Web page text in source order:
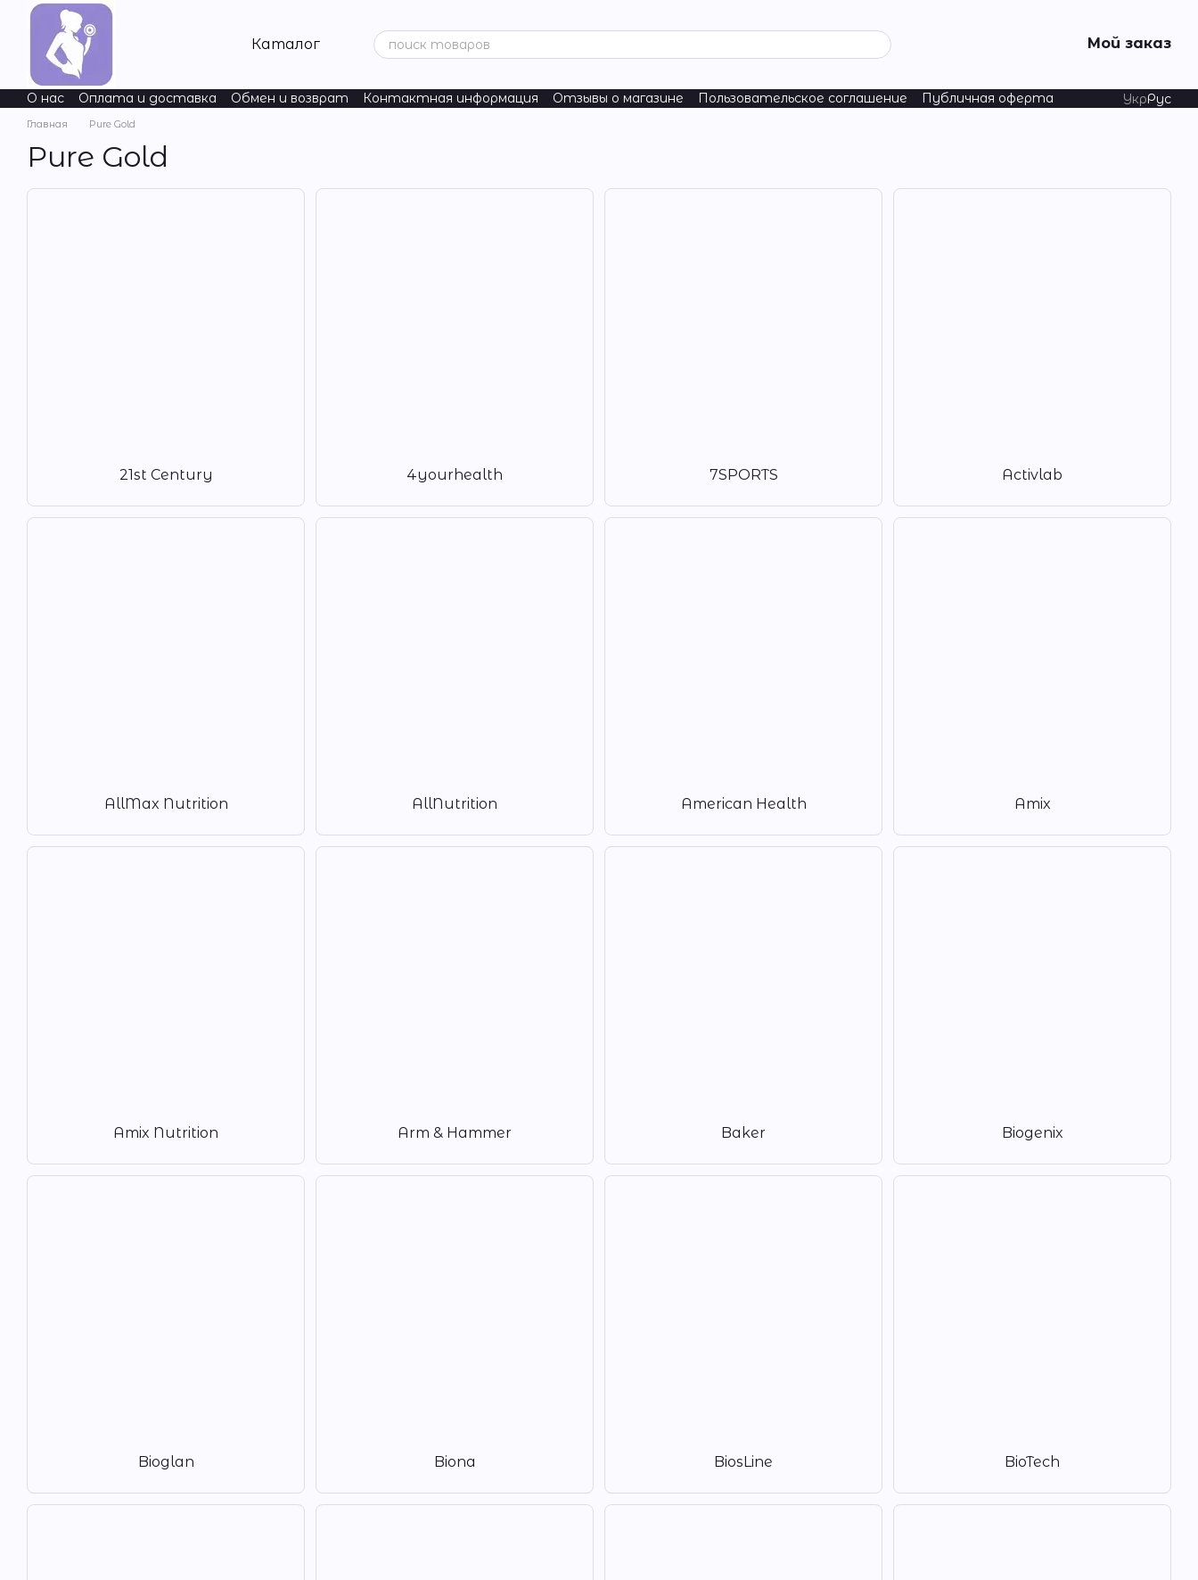
Перейти к основному контенту
Каталог Мой заказ
О нас Оплата и доставка Обмен и возврат Контактная информация Отзывы о магазине Пользовательское соглашение
Публичная оферта
Nature's Way
УкрРус
Главная Pure Gold
Pure Gold
21st Century 4yourhealth 7SPORTS Activlab
AllMax Nutrition AllNutrition American Health Amix
Amix Nutrition Arm & Hammer Baker Biogenix
Bioglan Biona BiosLine BioTech